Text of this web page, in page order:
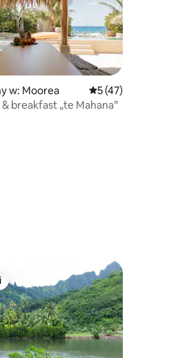
recenzji: 85
w: Moorea Średnia ocena: 5
5 (47)
breakfast „te Mahana”
z kategorii Wybór gości